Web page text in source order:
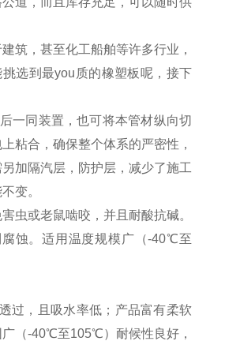
筑，甚至化工船舶等许多行业，
选到最you质的橡塑板呢，接下
一同装置，也可将本管材纵向切
粘合，确保整个体系的严密性，
加隔汽层，防护层，减少了施工
变。
虫或老鼠啮咬，并且耐酸抗碱。
蚀。适用温度规模广（-40℃至
过，且吸水率低；产品富有柔软
（-40℃至105℃）耐候性良好，